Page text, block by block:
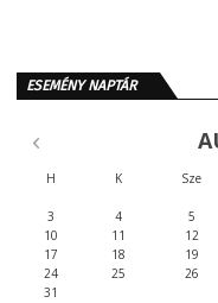
ESEMÉNY NAPTÁR
H K Sze
3
4 5
10
11 12
17
18 19
24
25 26
31